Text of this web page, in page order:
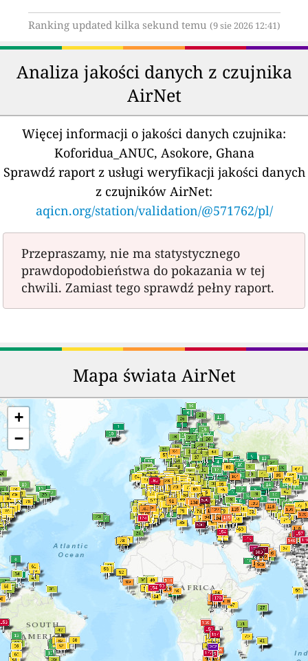
Ranking updated kilka sekund temu (9 sie 2026 12:41)
Analiza jakości danych z czujnika
AirNet
Więcej informacji o jakości danych czujnika:
Koforidua_ANUC, Asokore, Ghana
Sprawdź raport z usługi weryfikacji jakości danych
z czujników AirNet:
aqicn.org/station/validation/@571762/pl/
Przepraszamy, nie ma statystycznego
prawdopodobieństwa do pokazania w tej
chwili. Zamiast tego sprawdź pełny raport.
Mapa świata AirNet
+
−